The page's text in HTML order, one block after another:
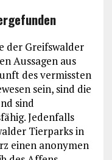
der Greifswalder
Aussagen aus
des vermissten
sein, sind die
sind
Jedenfalls
Tierparks in
einen anonymen